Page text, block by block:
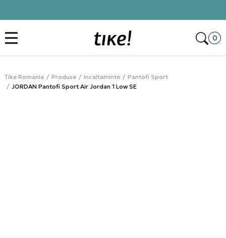
0
Tike Romania Produse Incaltaminte
Pantofi Sport
JORDAN Pantofi Sport Air Jordan 1 Low SE